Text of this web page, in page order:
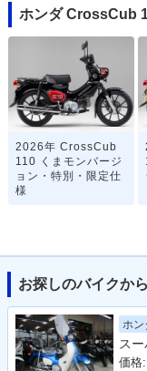
ホンダ CrossCub
2026年 CrossCub
110 くまモンバージ
ョン・特別・限定仕
様
2022年 CrossCub
110 くまモンバージ
ョン・特別・限定仕
お探しのバイクか
ホン
ス
価格: